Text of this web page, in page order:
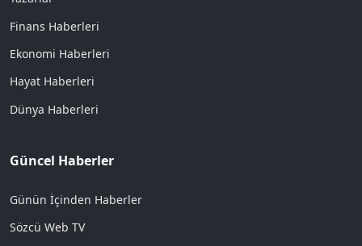
Finans Haberleri
Ekonomi Haberleri
Hayat Haberleri
Dünya Haberleri
Güncel Haberler
Günün İçinden Haberler
Sözcü Web TV